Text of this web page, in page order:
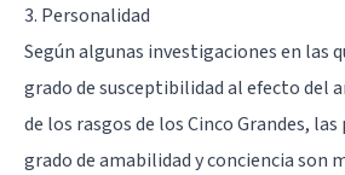
3. Personalidad
Según algunas investigaciones en las
grado de susceptibilidad al efecto del
de los rasgos de losCinco Grandes, las
grado de amabilidad y conciencia son